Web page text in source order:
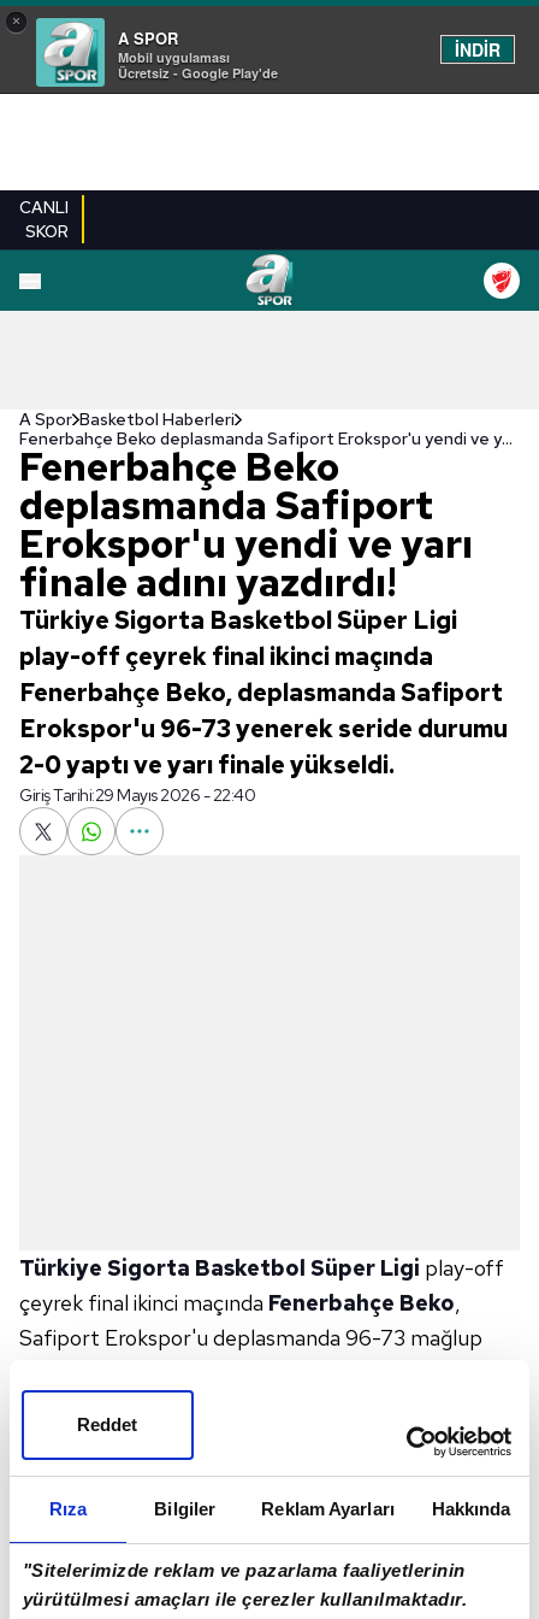
Rıza Bilgiler Reklam Ayarları Hakkında
"Sitelerimizde reklam ve pazarlama faaliyetlerinin
yürütülmesi amaçları ile çerezler kullanılmaktadır.
Reddet
×
A SPOR
Mobil uygulaması
Ücretsiz - Google Play'de
İNDİR
CANLI
SKOR
A Spor Basketbol Haberleri
Fenerbahçe Beko deplasmanda Safiport Erokspor'u yendi ve yarı finale adını yazdırdı!
Fenerbahçe Beko
deplasmanda Safiport
Erokspor'u yendi ve yarı
finale adını yazdırdı!
Türkiye Sigorta Basketbol Süper Ligi
play-off çeyrek final ikinci maçında
Fenerbahçe Beko, deplasmanda Safiport
Erokspor'u 96-73 yenerek seride durumu
2-0 yaptı ve yarı finale yükseldi.
Giriş Tarihi:29 Mayıs 2026 - 22:40
Türkiye Sigorta Basketbol Süper Ligi play-off
çeyrek final ikinci maçında Fenerbahçe Beko,
Safiport Erokspor'u deplasmanda 96-73 mağlup
Anadolu Efes'le
karşılaşacak.
Salon: Sinan Erdem
Hakemler: Alper Altuğ Köselerli, Kaan Büyükçil,
Özge Şentürk Bayraktar